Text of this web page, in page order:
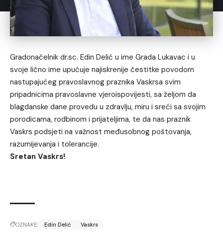
Gradonačelnik dr.sc. Edin Delić u ime Grada Lukavac i u
svoje lično ime upućuje najiskrenije čestitke povodom
nastupajućeg pravoslavnog praznika Vaskrsa svim
pripadnicima pravoslavne vjeroispovijesti, sa željom da
blagdanske dane provedu u zdravlju, miru i sreći sa svojim
porodicama, rodbinom i prijateljima, te da nas praznik
Vaskrs podsjeti na važnost međusobnog poštovanja,
razumijevanja i tolerancije.
Sretan Vaskrs!
OZNAKE: Edin Delić Vaskrs